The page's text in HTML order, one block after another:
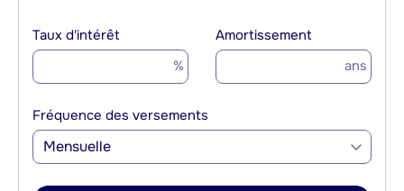
Taux d'intérêt
%
Amortissement
ans
Fréquence des versements
Mensuelle